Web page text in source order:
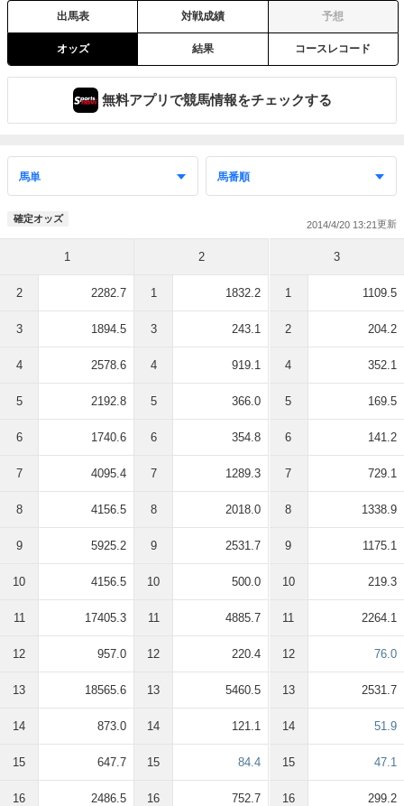
出馬表 対戦成績 予想
オッズ 結果 コースレコード
無料アプリで競馬情報をチェックする
確定オッズ
2014/4/20 13:21
1
2 2282.7
3 1894.5
4 2578.6
5 2192.8
6 1740.6
7 4095.4
8 4156.5
9 5925.2
10 4156.5
11 17405.3
12 957.0
13 18565.6
14 873.0
15 647.7
16 2486.5
2
1 1832.2
3 243.1
4 919.1
5 366.0
6 354.8
7 1289.3
8 2018.0
9 2531.7
10 500.0
11 4885.7
12 220.4
13 5460.5
14 121.1
15 84.4
16 752.7
3
1 1109.5
2 204.2
4 352.1
5 169.5
6 141.2
7 729.1
8 1338.9
9 1175.1
10 219.3
11 2264.1
12 76.0
13 2531.7
14 51.9
15 47.1
16 299.2